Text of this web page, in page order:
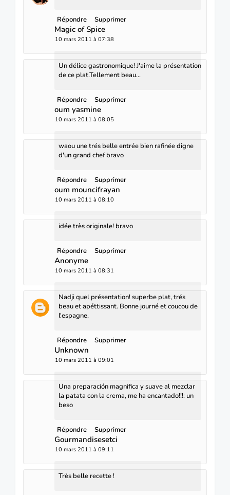
Répondre Supprimer
Magic of Spice
10 mars 2011 à 07:38
Un délice gastronomique! J'aime la présentation
de ce plat.Tellement beau...
Répondre Supprimer
oum yasmine
10 mars 2011 à 08:05
waou une trés belle entrée bien rafinée digne
d'un grand chef bravo
Répondre Supprimer
oum mouncifrayan
10 mars 2011 à 08:10
idée très originale! bravo
Répondre Supprimer
Anonyme
10 mars 2011 à 08:31
Nadji quel présentation! superbe plat, trés
beau et apéttissant. Bonne journé et coucou de
l'espagne.
Répondre Supprimer
Unknown
10 mars 2011 à 09:01
Una preparación magnifica y suave al mezclar
la patata con la crema, me ha encantado!!!: un
beso
Répondre Supprimer
Gourmandisesetci
10 mars 2011 à 09:11
Très belle recette !